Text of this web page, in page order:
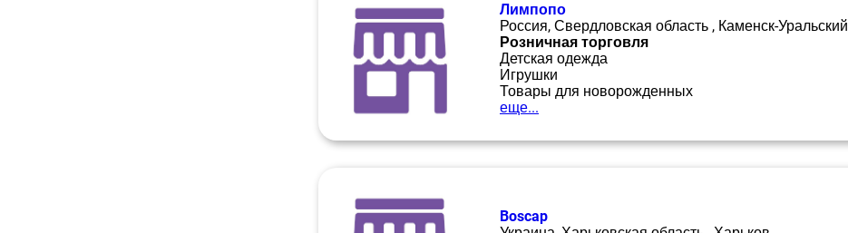
Лимпопо
Россия, Свердловская область , Каменск-Уральский
Розничная торговля
Детская одежда
Игрушки
Товары для новорожденных
еще...
Boscap